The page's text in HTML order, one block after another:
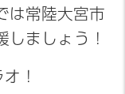
は常陸大宮市
しましょう！
！